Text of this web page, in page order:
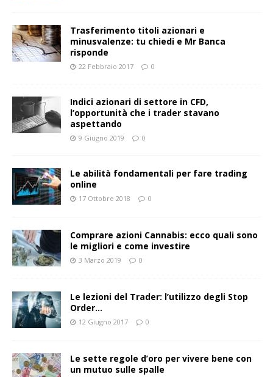
Trasferimento titoli azionari e
minusvalenze: tu chiedi e Mr Banca
risponde
22 Febbraio 2017 0
Indici azionari di settore in CFD,
l’opportunità che i trader stavano
aspettando
9 Giugno 2019 0
Le abilità fondamentali per fare trading
online
17 Ottobre 2018 0
Comprare azioni Cannabis: ecco quali sono
le migliori e come investire
3 Marzo 2019 0
Le lezioni del Trader: l’utilizzo degli Stop
Order…
12 Giugno 2017 0
Le sette regole d’oro per vivere bene con
un mutuo sulle spalle